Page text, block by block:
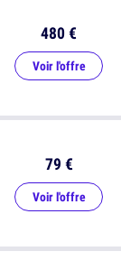
79 €
Voir l'offre
480 €
Voir l'offre